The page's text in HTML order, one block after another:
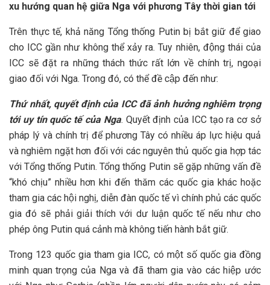
xu hướng quan hệ giữa Nga với phương Tây thời gian tới
Trên thực tế, khả năng Tổng thống Putin bị bắt giữ để giao
cho ICC gần như không thể xảy ra. Tuy nhiên, động thái của
ICC sẽ đặt ra những thách thức rất lớn về chính trị, ngoại
giao đối với Nga. Trong đó, có thể đề cập đến như:
Thứ nhất, quyết định của ICC đã ảnh hưởng nghiêm trọng
tới uy tín quốc tế của Nga. Quyết định của ICC tạo ra cơ sở
pháp lý và chính trị để phương Tây có nhiều áp lực hiệu quả
và nghiêm ngặt hơn đối với các nguyên thủ quốc gia hợp tác
với Tổng thống Putin. Tổng thống Putin sẽ gặp những vấn đề
“khó chịu” nhiều hơn khi đến thăm các quốc gia khác hoặc
tham gia các hội nghị, diễn đàn quốc tế vì chính phủ các quốc
gia đó sẽ phải giải thích với dư luận quốc tế nếu như cho
phép ông Putin quá cảnh mà không tiến hành bắt giữ.
Trong 123 quốc gia tham gia ICC, có một số quốc gia đồng
minh quan trọng của Nga và đã tham gia vào các hiệp ước